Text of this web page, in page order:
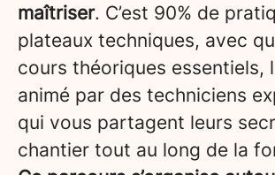
maîtriser. C’est 90% de
plateaux techniques, avec
cours théoriques essentiels,
animé par des techniciens
qui vous partagent leurs
chantier tout au long de la